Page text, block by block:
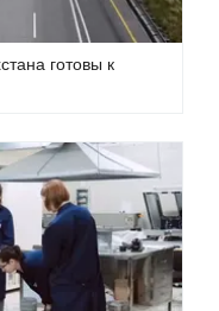
готовы к